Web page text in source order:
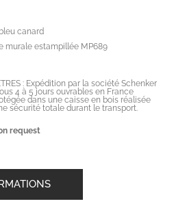
canard
murale estampillée MP689
: Expédition par la société Schenker
4 à 5 jours ouvrables en France
dans une caisse en bois réalisée
sécurité totale durant le transport.
request